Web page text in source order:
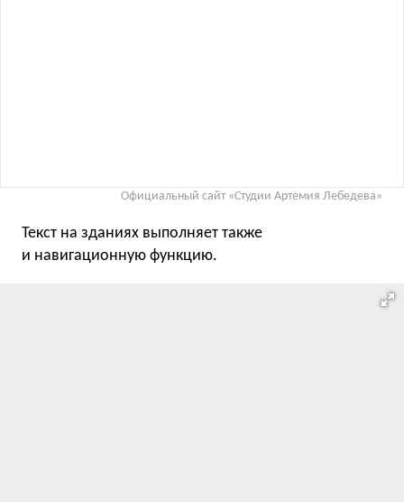
Официальный сайт «Студии Артемия Лебедева»
Текст на зданиях выполняет также
и навигационную функцию.